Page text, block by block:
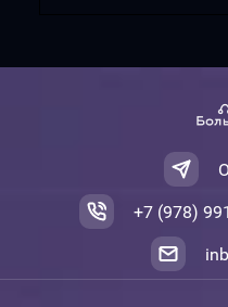
+7 (978)